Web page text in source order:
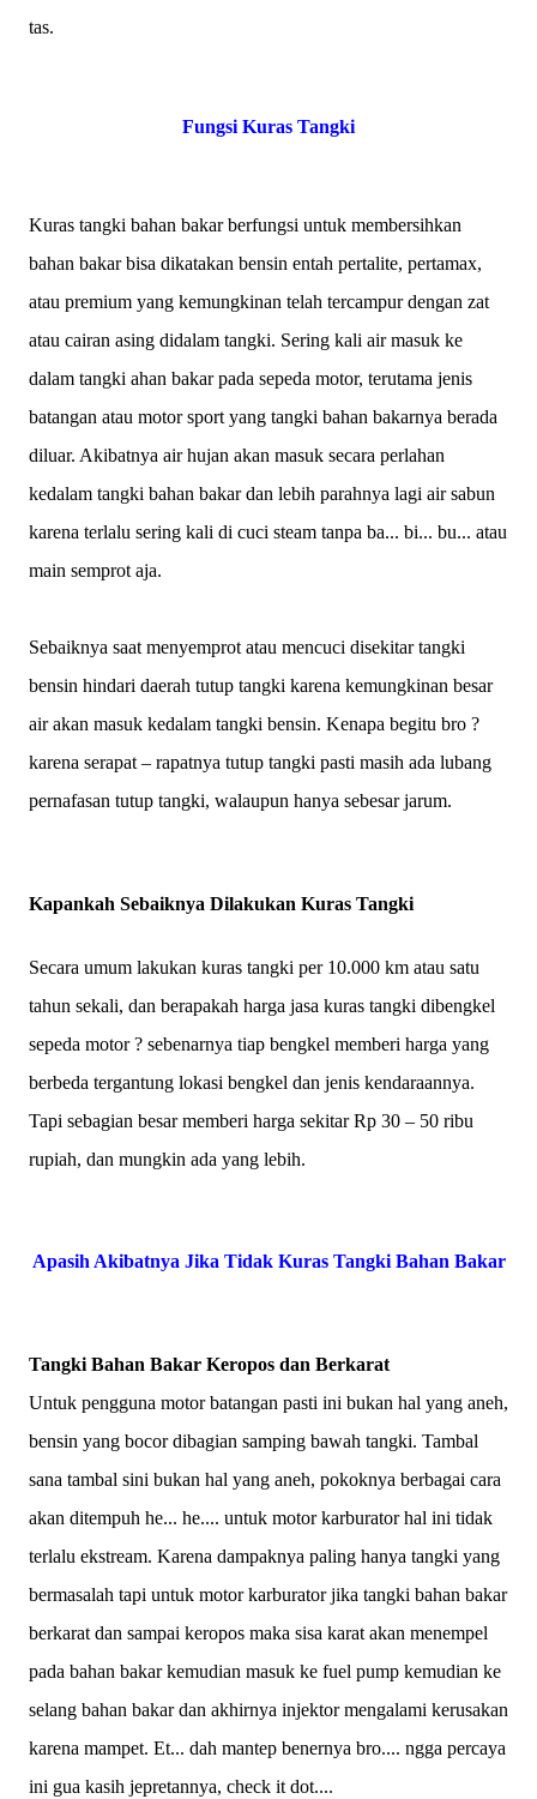
tas.
Fungsi Kuras Tangki
Kuras tangki bahan bakar berfungsi untuk membersihkan
bahan bakar bisa dikatakan bensin entah pertalite, pertamax,
atau premium yang kemungkinan telah tercampur dengan zat
atau cairan asing didalam tangki. Sering kali air masuk ke
dalam tangki ahan bakar pada sepeda motor, terutama jenis
batangan atau motor sport yang tangki bahan bakarnya berada
diluar. Akibatnya air hujan akan masuk secara perlahan
kedalam tangki bahan bakar dan lebih parahnya lagi air sabun
karena terlalu sering kali di cuci steam tanpa ba... bi... bu... atau
main semprot aja.
Sebaiknya saat menyemprot atau mencuci disekitar tangki
bensin hindari daerah tutup tangki karena kemungkinan besar
air akan masuk kedalam tangki bensin. Kenapa begitu bro ?
karena serapat – rapatnya tutup tangki pasti masih ada lubang
pernafasan tutup tangki, walaupun hanya sebesar jarum.
Kapankah Sebaiknya Dilakukan Kuras Tangki
Secara umum lakukan kuras tangki per 10.000 km atau satu
tahun sekali, dan berapakah harga jasa kuras tangki dibengkel
sepeda motor ? sebenarnya tiap bengkel memberi harga yang
berbeda tergantung lokasi bengkel dan jenis kendaraannya.
Tapi sebagian besar memberi harga sekitar Rp 30 – 50 ribu
rupiah, dan mungkin ada yang lebih.
Apasih Akibatnya Jika Tidak Kuras Tangki Bahan Bakar
Tangki Bahan Bakar Keropos dan Berkarat
Untuk pengguna motor batangan pasti ini bukan hal yang aneh,
bensin yang bocor dibagian samping bawah tangki. Tambal
sana tambal sini bukan hal yang aneh, pokoknya berbagai cara
akan ditempuh he... he.... untuk motor karburator hal ini tidak
terlalu ekstream. Karena dampaknya paling hanya tangki yang
bermasalah tapi untuk motor karburator jika tangki bahan bakar
berkarat dan sampai keropos maka sisa karat akan menempel
pada bahan bakar kemudian masuk ke fuel pump kemudian ke
selang bahan bakar dan akhirnya injektor mengalami kerusakan
karena mampet. Et... dah mantep benernya bro.... ngga percaya
ini gua kasih jepretannya, check it dot....